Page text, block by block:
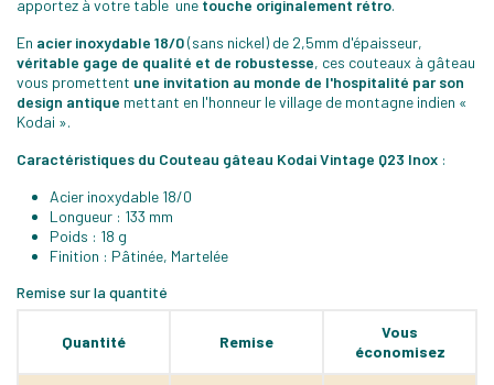
apportez à votre table une touche originalement rétro.
En acier inoxydable 18/0(sans nickel) de 2,5mm d'épaisseur,
véritable gage de qualité et de robustesse, ces couteaux à gâteau
vous promettent une invitation au monde de l'hospitalité par son
design antique mettant en l'honneur le village de montagne indien «
Kodai ».
Caractéristiques du Couteau gâteau Kodai Vintage Q23 Inox :
Acier inoxydable 18/0
Longueur : 133 mm
Poids : 18 g
Finition : Pâtinée, Martelée
Remise sur la quantité
Quantité Remise
Vous
économisez